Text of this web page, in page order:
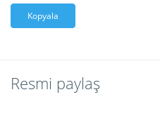
Kopyala
Resmi paylaş